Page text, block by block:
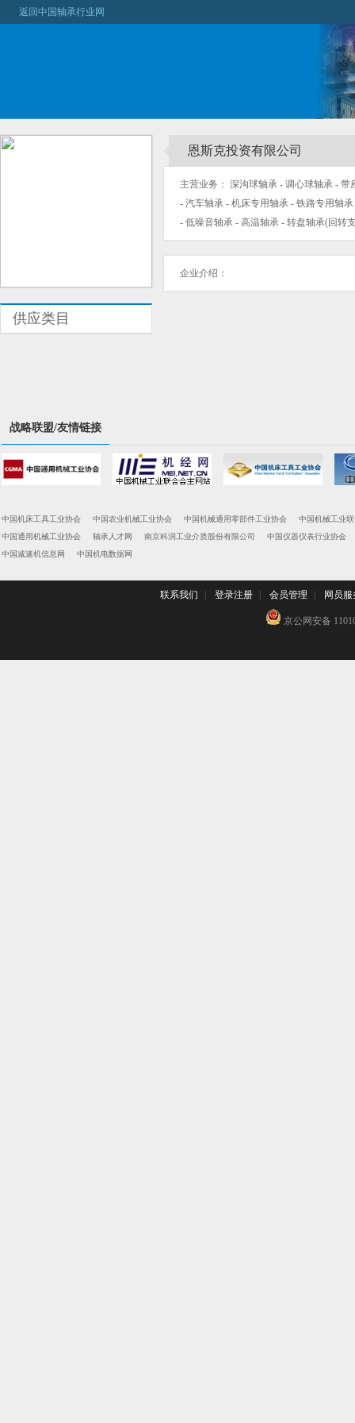
返回中国轴承行业网
供应类目
恩斯克投资有限公司
主营业务： 深沟球轴承 - 调心球轴承 -
- 汽车轴承 - 机床专用轴承 - 铁路专用轴
- 低噪音轴承 - 高温轴承 - 转盘轴承(回转
企业介绍：
战略联盟/友情链接
中国机床工具工业协会 中国农业机械工业协会 中国机械通用零部件工业协会
中国机械工业
中国通用机械工业协会
轴承人才网 南京科润工业介质股份有限公司
中国仪器仪表行业协会
中国减速机信息网
中国机电数据网
联系我们 登录注册 会员管理 网员服
京公网安备